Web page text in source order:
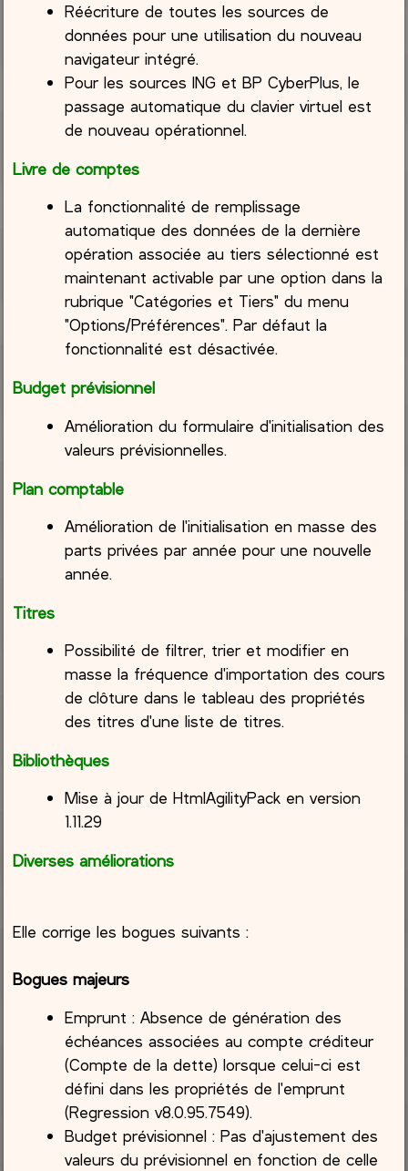
Réécriture de toutes les sources de
données pour une utilisation du nouveau
navigateur intégré.
Pour les sources ING et BP CyberPlus, le
passage automatique du clavier virtuel est
de nouveau opérationnel.
Livre de comptes
La fonctionnalité de remplissage
automatique des données de la dernière
opération associée au tiers sélectionné est
maintenant activable par une option dans la
rubrique "Catégories et Tiers" du menu
"Options/Préférences". Par défaut la
fonctionnalité est désactivée.
Budget prévisionnel
Amélioration du formulaire d'initialisation des
valeurs prévisionnelles.
Plan comptable
Amélioration de l'initialisation en masse des
parts privées par année pour une nouvelle
année.
Titres
Possibilité de filtrer, trier et modifier en
masse la fréquence d'importation des cours
de clôture dans le tableau des propriétés
des titres d'une liste de titres.
Bibliothèques
Mise à jour de HtmlAgilityPack en version
1.11.29
Diverses améliorations
Elle corrige les bogues suivants :
Bogues majeurs
Emprunt : Absence de génération des
échéances associées au compte créditeur
(Compte de la dette) lorsque celui-ci est
défini dans les propriétés de l'emprunt
(Regression v8.0.95.7549).
Budget prévisionnel : Pas d'ajustement des
valeurs du prévisionnel en fonction de celle